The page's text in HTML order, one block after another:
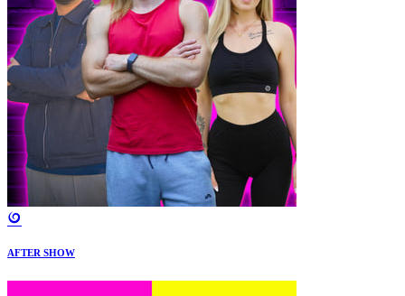
AFTER SHOW